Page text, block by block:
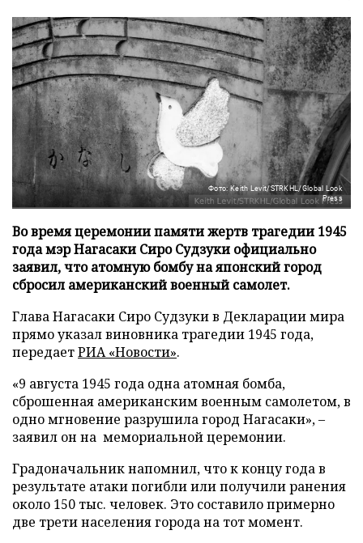
Фото: Keith Levit/STRKHL/Global Look
Press
Во время церемонии памяти жертв трагедии 1945
года мэр Нагасаки Сиро Судзуки официально
заявил, что атомную бомбу на японский город
сбросил американский военный самолет.
Глава Нагасаки Сиро Судзуки в Декларации мира
прямо указал виновника трагедии 1945 года,
передаетРИА «Новости».
«9 августа 1945 года одна атомная бомба,
сброшенная американским военным самолетом, в
одно мгновение разрушила город Нагасаки», –
заявил он на мемориальной церемонии.
Градоначальник напомнил, что к концу года в
результате атаки погибли или получили ранения
около 150 тыс. человек. Это составило примерно
две трети населения города на тот момент.